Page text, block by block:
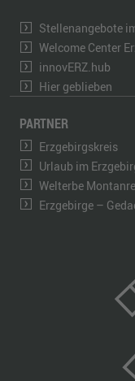
Stellenangebote
Welcome Center
innovERZ.hub
Hier geblieben
PARTNER
Erzgebirgskreis
Urlaub im
Welterbe
Erzgebirge –